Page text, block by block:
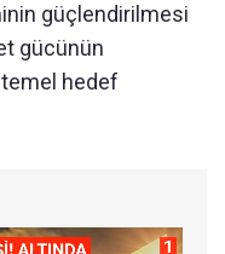
güçlendirilmesi
gücünün
hedef